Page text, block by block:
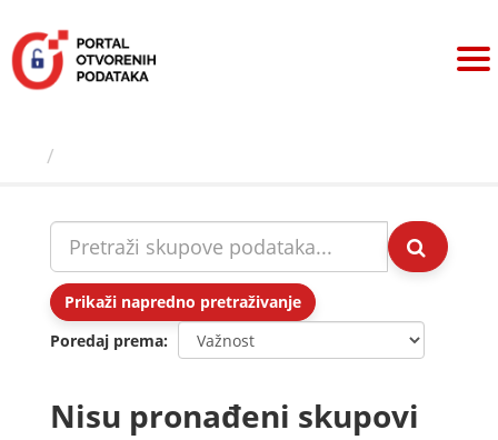
sadržaj
Prikaži napredno pretraživanje
Poredaj prema
Nisu pronađeni skupovi